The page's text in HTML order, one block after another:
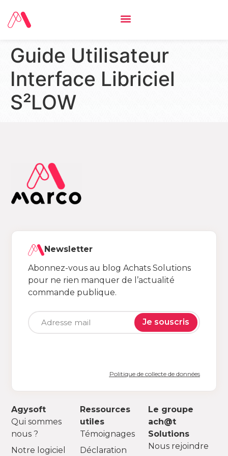
Guide Utilisateur
Interface Libriciel
S²LOW
Agysoft
Qui sommes
nous ?
Notre logiciel
Ressources
utiles
Témoignages
Déclaration
Le groupe
ach@t
Solutions
Nous rejoindre
Newsletter
Abonnez-vous au blog Achats Solutions
pour ne rien manquer de l’actualité
commande publique.
Je souscris
Politique de collecte de données